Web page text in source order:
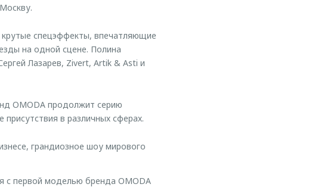
крутые спецэффекты, впечатляющие
на одной сцене. Полина
Лазарев, Zivert, Artik & Asti и
OMODA продолжит серию
в различных сферах.
грандиозное шоу мирового
с первой моделью бренда OMODA